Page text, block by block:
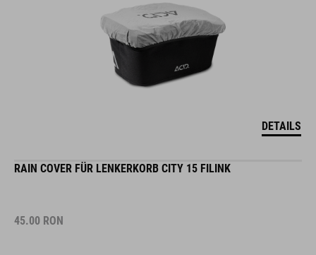
DETAILS
RAIN COVER FÜR LENKERKORB CITY 15 FILINK
45.00 RON